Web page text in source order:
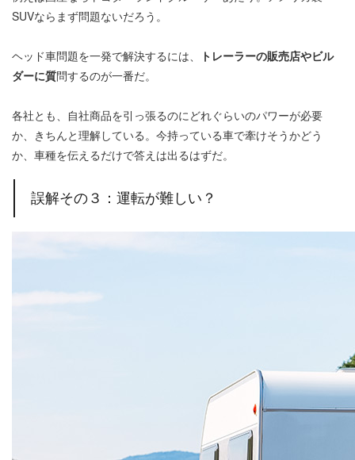
SUVならまず問題ないだろう。
ヘッド車問題を一発で解決するには、
トレーラーの販売店やビル
ダーに質問するのが一番だ。
各社とも、自社商品を引っ張るのにどれぐらいのパワーが必要
か、きちんと理解している。今持っている車で牽けそうかどう
か、車種を伝えるだけで答えは出るはずだ。
誤解その３：運転が難しい？